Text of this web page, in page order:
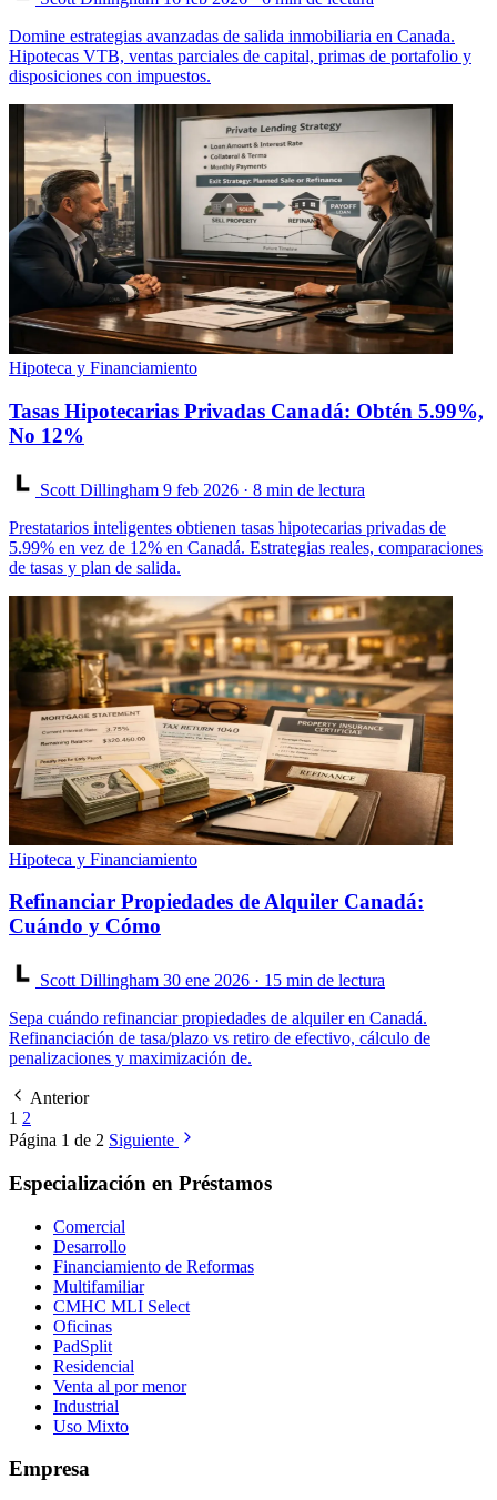
Domine estrategias avanzadas de salida inmobiliaria en Canada.
Hipotecas VTB, ventas parciales de capital, primas de portafolio y
disposiciones con impuestos.
Hipoteca y Financiamiento
Tasas Hipotecarias Privadas Canadá: Obtén 5.99%,
No 12%
Scott Dillingham 9 feb 2026 · 8 min de lectura
Prestatarios inteligentes obtienen tasas hipotecarias privadas de
5.99% en vez de 12% en Canadá. Estrategias reales, comparaciones
de tasas y plan de salida.
Hipoteca y Financiamiento
Refinanciar Propiedades de Alquiler Canadá:
Cuándo y Cómo
Scott Dillingham 30 ene 2026 · 15 min de lectura
Sepa cuándo refinanciar propiedades de alquiler en Canadá.
Refinanciación de tasa/plazo vs retiro de efectivo, cálculo de
penalizaciones y maximización de.
Anterior
1 2
Página 1 de 2 Siguiente
Especialización en Préstamos
Comercial
Desarrollo
Financiamiento de Reformas
Multifamiliar
CMHC MLI Select
Oficinas
PadSplit
Residencial
Venta al por menor
Industrial
Uso Mixto
Empresa